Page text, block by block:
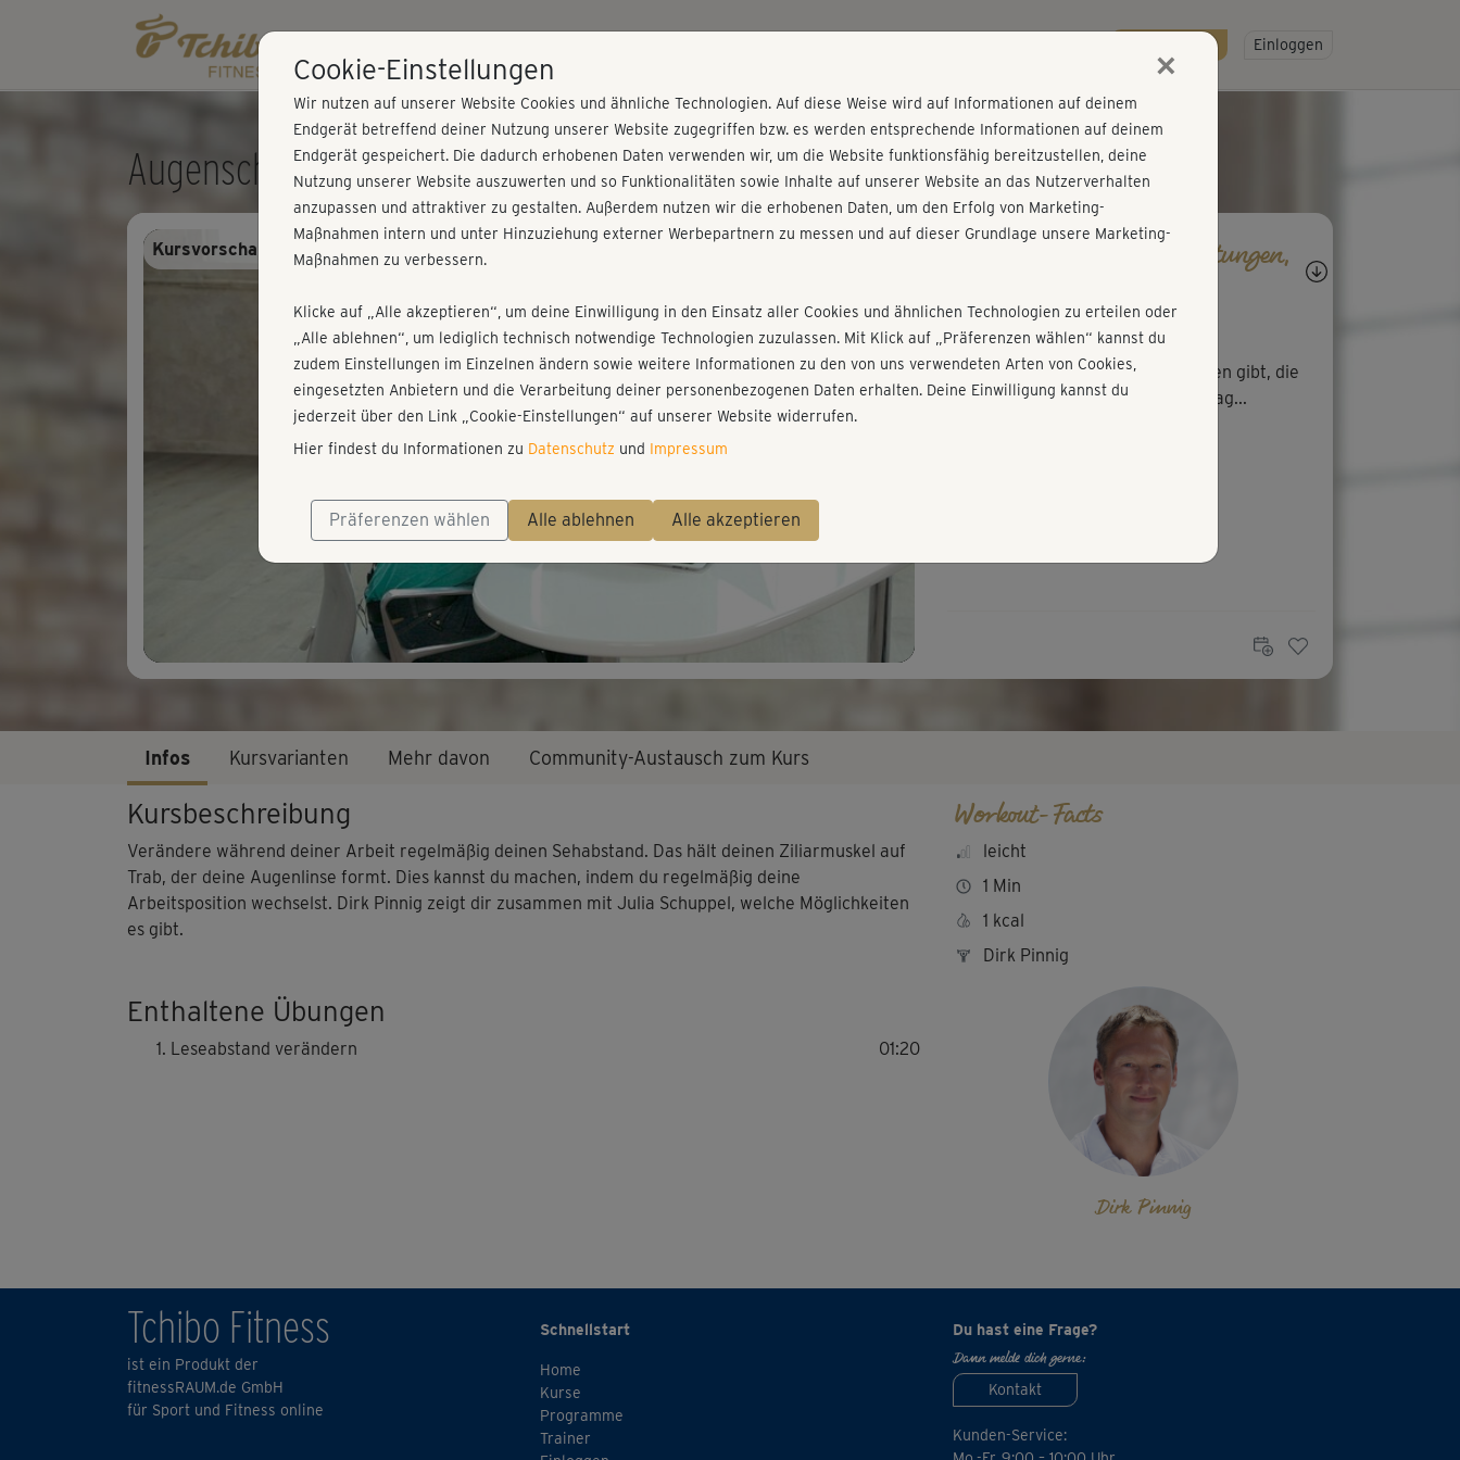
Gratis testen! Einloggen
Augenschule - Leseabstand verändern
Play
Video
Kursvorschau - Anmelden und alles trainieren!
Fragen, Antworten, Bewertungen,
J
Johanna374
Schön, dass es auch solche Übungen gibt, die
sich total einfach in den (Büro)Alltag...
Infos Kursvarianten Mehr davon Community-Austausch zum Kurs
Kursbeschreibung
Verändere während deiner Arbeit regelmäßig deinen Sehabstand. Das hält deinen Ziliarmuskel auf
Trab, der deine Augenlinse formt. Dies kannst du machen, indem du regelmäßig deine
Arbeitsposition wechselst. Dirk Pinnig zeigt dir zusammen mit Julia Schuppel, welche Möglichkeiten
es gibt.
Enthaltene Übungen
Leseabstand verändern 01:20
Workout-Facts
leicht
1 Min
1 kcal
Dirk Pinnig
Dirk Pinnig
Tchibo Fitness
ist ein Produkt der
fitnessRAUM.de GmbH
für Sport und Fitness online
Schnellstart
Home
Kurse
Programme
Trainer
Du hast eine Frage?
Dann melde dich gerne:
Kontakt
Kunden-Service:
Cookie-Einstellungen ×
Wir nutzen auf unserer Website Cookies und ähnliche Technologien. Auf diese Weise wird auf Informationen auf deinem
Endgerät betreffend deiner Nutzung unserer Website zugegriffen bzw. es werden entsprechende Informationen auf deinem
Endgerät gespeichert. Die dadurch erhobenen Daten verwenden wir, um die Website funktionsfähig bereitzustellen, deine
Nutzung unserer Website auszuwerten und so Funktionalitäten sowie Inhalte auf unserer Website an das Nutzerverhalten
anzupassen und attraktiver zu gestalten. Außerdem nutzen wir die erhobenen Daten, um den Erfolg von Marketing-
Maßnahmen intern und unter Hinzuziehung externer Werbepartnern zu messen und auf dieser Grundlage unsere Marketing-
Maßnahmen zu verbessern.
Klicke auf „Alle akzeptieren“, um deine Einwilligung in den Einsatz aller Cookies und ähnlichen Technologien zu erteilen oder
„Alle ablehnen“, um lediglich technisch notwendige Technologien zuzulassen. Mit Klick auf „Präferenzen wählen“ kannst du
zudem Einstellungen im Einzelnen ändern sowie weitere Informationen zu den von uns verwendeten Arten von Cookies,
eingesetzten Anbietern und die Verarbeitung deiner personenbezogenen Daten erhalten. Deine Einwilligung kannst du
jederzeit über den Link „Cookie-Einstellungen“ auf unserer Website widerrufen.
Hier findest du Informationen zu Datenschutz und Impressum
Präferenzen wählen Alle ablehnen Alle akzeptieren